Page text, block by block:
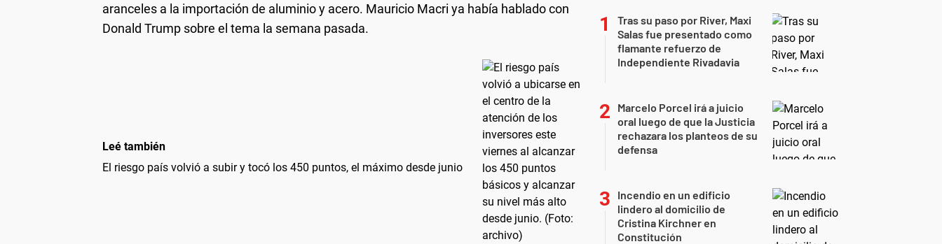
aranceles a la importación de aluminio y acero. Mauricio Macri ya había hablado con
Donald Trump sobre el tema la semana pasada.
Leé también
El riesgo país volvió a subir y tocó los 450 puntos, el máximo desde junio
Tras su paso por River, Maxi
Salas fue presentado como
flamante refuerzo de
Independiente Rivadavia
Marcelo Porcel irá a juicio
oral luego de que la Justicia
rechazara los planteos de su
defensa
Incendio en un edificio
lindero al domicilio de
Cristina Kirchner en
Constitución